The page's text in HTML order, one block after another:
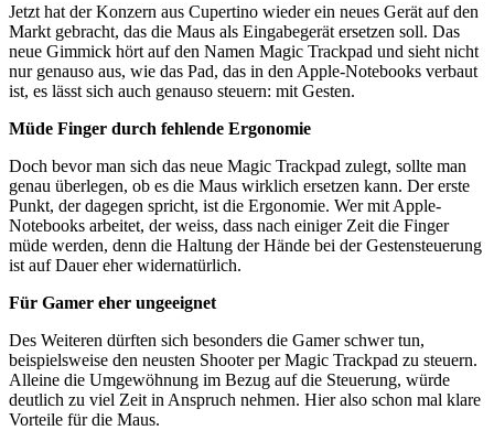
Jetzt hat der Konzern aus Cupertino wieder ein neues Gerät auf den
Markt gebracht, das die Maus als Eingabegerät ersetzen soll. Das
neue Gimmick hört auf den Namen Magic Trackpad und sieht nicht
nur genauso aus, wie das Pad, das in den Apple-Notebooks verbaut
ist, es lässt sich auch genauso steuern: mit Gesten.
Müde Finger durch fehlende Ergonomie
Doch bevor man sich das neue Magic Trackpad zulegt, sollte man
genau überlegen, ob es die Maus wirklich ersetzen kann. Der erste
Punkt, der dagegen spricht, ist die Ergonomie. Wer mit Apple-
Notebooks arbeitet, der weiss, dass nach einiger Zeit die Finger
müde werden, denn die Haltung der Hände bei der Gestensteuerung
ist auf Dauer eher widernatürlich.
Für Gamer eher ungeeignet
Des Weiteren dürften sich besonders die Gamer schwer tun,
beispielsweise den neusten Shooter per Magic Trackpad zu steuern.
Alleine die Umgewöhnung im Bezug auf die Steuerung, würde
deutlich zu viel Zeit in Anspruch nehmen. Hier also schon mal klare
Vorteile für die Maus.